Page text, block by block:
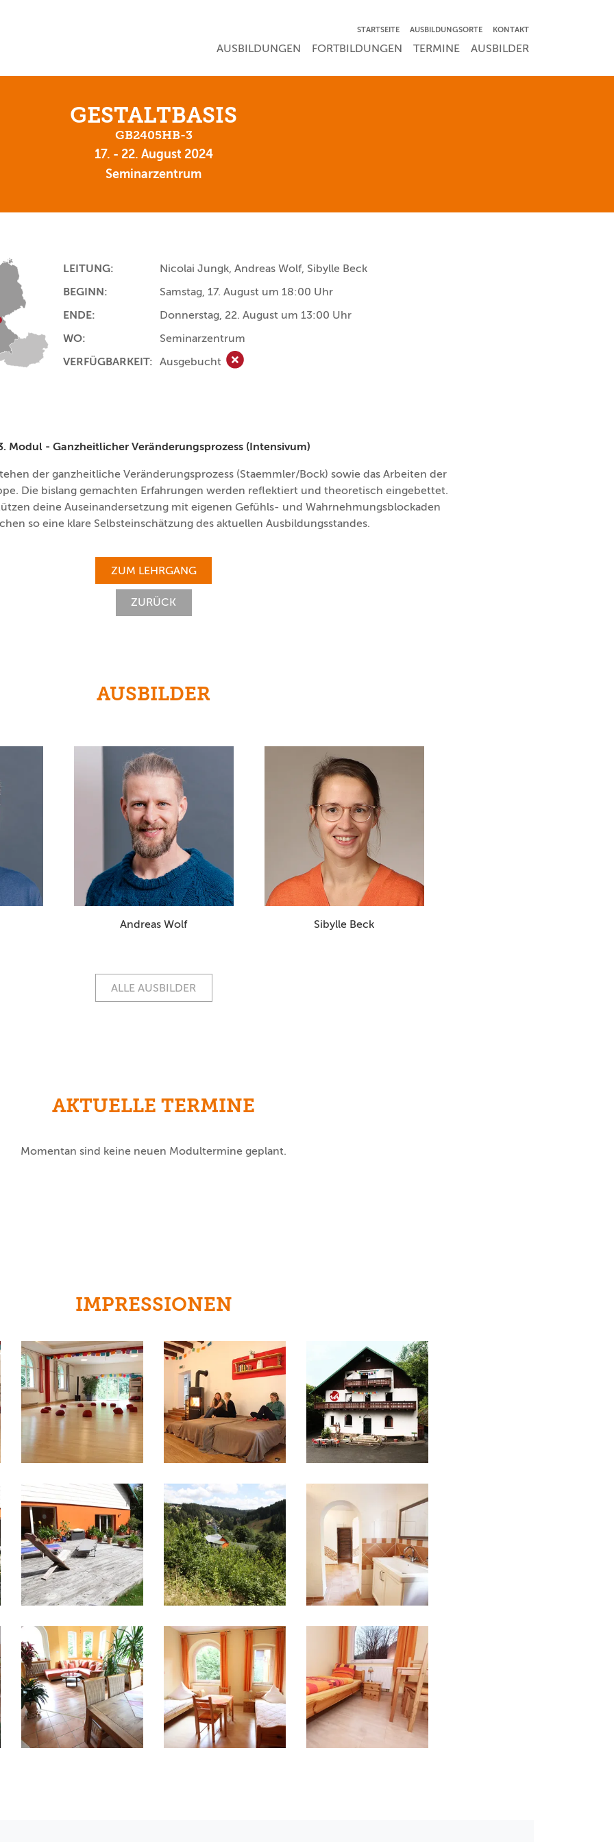
STARTSEITE AUSBILDUNGSORTE KONTAKT
NAVIGATION ÜBERSPRINGEN
AUSBILDUNGEN FORTBILDUNGEN TERMINE AUSBILDER
GESTALTBASIS
GB2405HB-3
17. - 22. August 2024
Seminarzentrum
LEITUNG:
Nicolai Jungk, Andreas Wolf, Sibylle Beck
BEGINN:
Samstag, 17. August um 18:00 Uhr
ENDE:
Donnerstag, 22. August um 13:00 Uhr
WO:
Seminarzentrum
VERFÜGBARKEIT: Ausgebucht Ausgebucht
Modul - Ganzheitlicher Veränderungsprozess (Intensivum)
der ganzheitliche Veränderungsprozess (Staemmler/Bock) sowie das Arbeiten der
Die bislang gemachten Erfahrungen werden reflektiert und theoretisch eingebettet.
deine Auseinandersetzung mit eigenen Gefühls- und Wahrnehmungsblockaden
so eine klare Selbsteinschätzung des aktuellen Ausbildungsstandes.
ZUM LEHRGANG
ZURÜCK
AUSBILDER
Andreas Wolf Sibylle Beck
ALLE AUSBILDER
AKTUELLE TERMINE
Momentan sind keine neuen Modultermine geplant.
IMPRESSIONEN